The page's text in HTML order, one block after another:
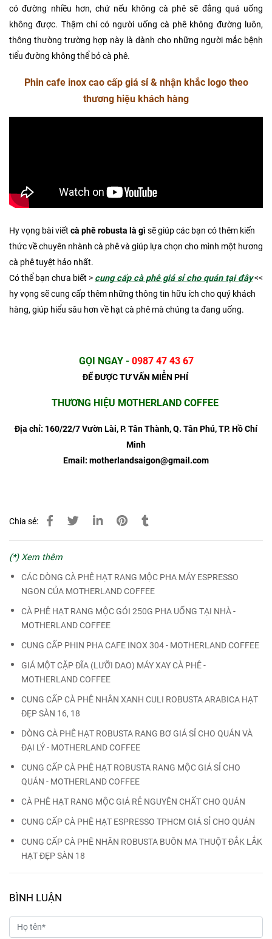
có đường nhiều hơn, chứ nếu không cà phê sẽ đắng quá uống
không được. Thậm chí có người uống cà phê không đường luôn,
thông thường trường hợp này là dành cho những người mắc bệnh
tiểu đường không thể bỏ cà phê.
Phin cafe inox cao cấp giá sỉ & nhận khắc logo theo
thương hiệu khách hàng
Hy vọng bài viết cà phê robusta là gì sẽ giúp các bạn có thêm kiến
thức về chuyên nhành cà phê và giúp lựa chọn cho mình một hương
cà phê tuyệt hảo nhất.
Có thể bạn chưa biết > cung cấp cà phê giá sỉ cho quán tại đây<<
hy vọng sẽ cung cấp thêm những thông tin hữu ích cho quý khách
hàng, giúp hiểu sâu hơn về hạt cà phê mà chúng ta đang uống.
GỌI NGAY - 0987 47 43 67
ĐỂ ĐƯỢC TƯ VẤN MIỄN PHÍ
THƯƠNG HIỆU MOTHERLAND COFFEE
Địa chỉ: 160/22/7 Vườn Lài, P. Tân Thành, Q. Tân Phú, TP. Hồ Chí
Minh
Email: motherlandsaigon@gmail.com
Chia sẻ:
(*) Xem thêm
CÁC DÒNG CÀ PHÊ HẠT RANG MỘC PHA MÁY ESPRESSO
NGON CỦA MOTHERLAND COFFEE
CÀ PHÊ HẠT RANG MỘC GÓI 250G PHA UỐNG TẠI NHÀ -
MOTHERLAND COFFEE
CUNG CẤP PHIN PHA CAFE INOX 304 - MOTHERLAND COFFEE
GIÁ MỘT CẶP ĐĨA (LƯỠI DAO) MÁY XAY CÀ PHÊ -
MOTHERLAND COFFEE
CUNG CẤP CÀ PHÊ NHÂN XANH CULI ROBUSTA ARABICA HẠT
ĐẸP SÀN 16, 18
DÒNG CÀ PHÊ HẠT ROBUSTA RANG BƠ GIÁ SỈ CHO QUÁN VÀ
ĐẠI LÝ - MOTHERLAND COFFEE
CUNG CẤP CÀ PHÊ HẠT ROBUSTA RANG MỘC GIÁ SỈ CHO
QUÁN - MOTHERLAND COFFEE
CÀ PHÊ HẠT RANG MỘC GIÁ RẺ NGUYÊN CHẤT CHO QUÁN
CUNG CẤP CÀ PHÊ HẠT ESPRESSO TPHCM GIÁ SỈ CHO QUÁN
CUNG CẤP CÀ PHÊ NHÂN ROBUSTA BUÔN MA THUỘT ĐẮK LẮK
HẠT ĐẸP SÀN 18
BÌNH LUẬN